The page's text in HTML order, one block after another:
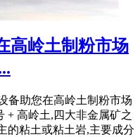
高岭土制粉市场
备助您在高岭土制粉市场
+ 高岭土,四大非金属矿之
的粘土或粘土岩,主要成分